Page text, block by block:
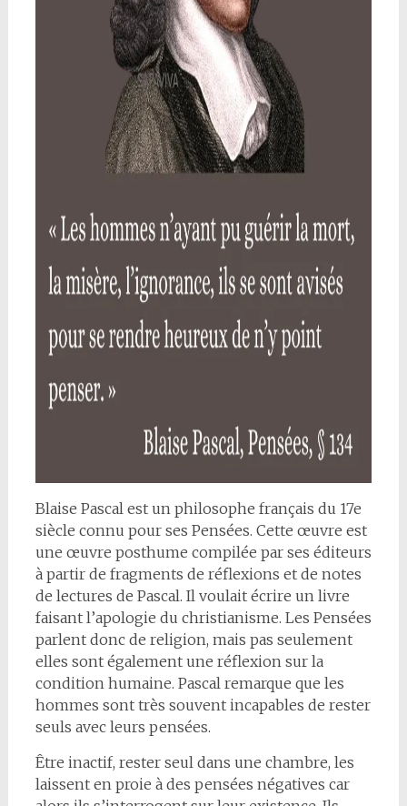
Blaise Pascal est un philosophe français du 17e
siècle connu pour ses Pensées. Cette œuvre est
une œuvre posthume compilée par ses éditeurs
à partir de fragments de réflexions et de notes
de lectures de Pascal. Il voulait écrire un livre
faisant l’apologie du christianisme. Les Pensées
parlent donc de religion, mais pas seulement
elles sont également une réflexion sur la
condition humaine. Pascal remarque que les
hommes sont très souvent incapables de rester
seuls avec leurs pensées.
Être inactif, rester seul dans une chambre, les
laissent en proie à des pensées négatives car